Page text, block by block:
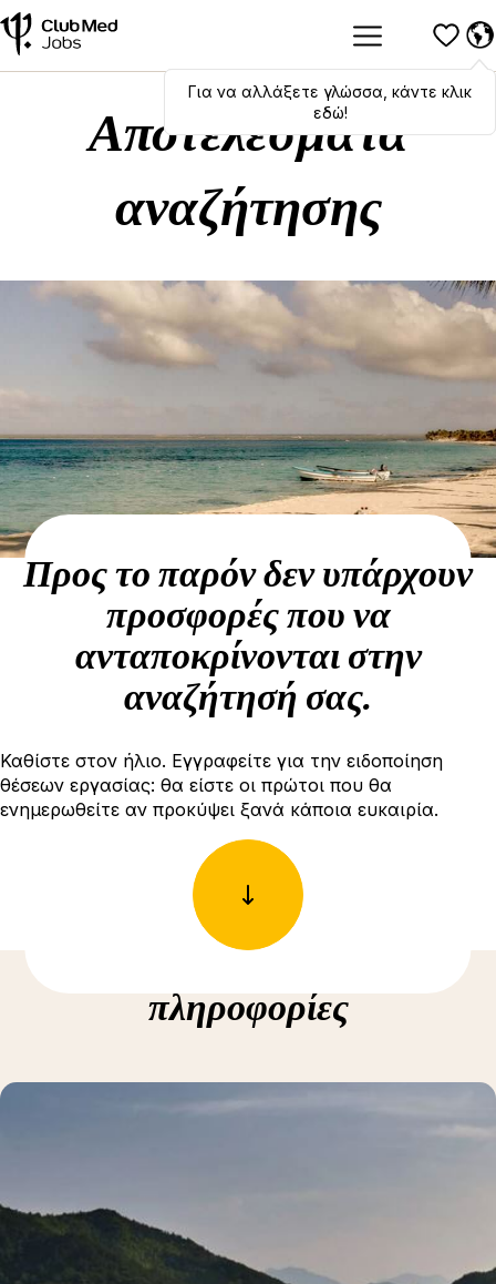
Hola,bonjour ,ciao! To switch
languages, click here!
Για να αλλάξετε γλώσσα, κάντε κλικ
εδώ!
Αποτελέσματα
αναζήτησης
Προς το παρόν δεν υπάρχουν
προσφορές που να
ανταποκρίνονται στην
αναζήτησή σας.
Καθίστε στον ήλιο. Εγγραφείτε για την ειδοποίηση
θέσεων εργασίας: θα είστε οι πρώτοι που θα
ενημερωθείτε αν προκύψει ξανά κάποια ευκαιρία.
πληροφορίες